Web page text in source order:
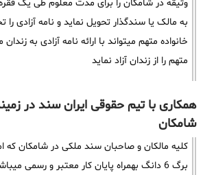
وثیقه در شامکان را برای مدت معلوم طی یک
به مالک یا سندگذار تحویل نماید و نامه آزادی
خانواده متهم میتواند با ارائه نامه آزادی به
متهم را از زندان آزاد نماید
همکاری با تیم حقوقی ایران سند در
شامکان
کلیه مالکان و صاحبان سند ملکی در شامکان که
برگ 6 دانگ بهمراه پایان کار معتبر و رسمی